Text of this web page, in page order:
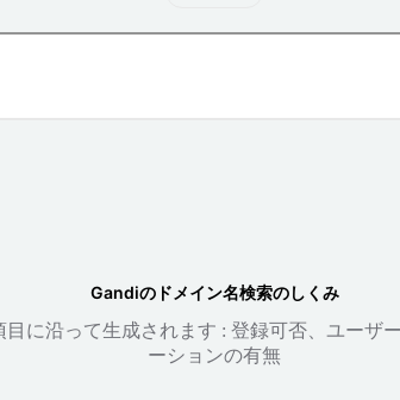
Gandiのドメイン名検索のしくみ
目に沿って生成されます : 登録可否、ユーザ
ーションの有無